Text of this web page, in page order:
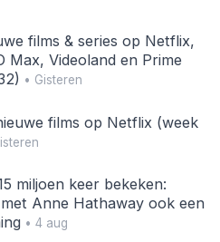
films & series op Netflix,
Max, Videoland en Prime
• Gisteren
films op Netflix (week
miljoen keer bekeken:
Anne Hathaway ook een
• 4 aug